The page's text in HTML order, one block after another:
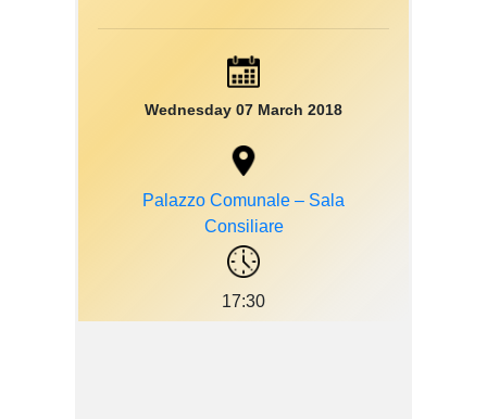
Wednesday 07 March 2018
Palazzo Comunale – Sala
Consiliare
17:30